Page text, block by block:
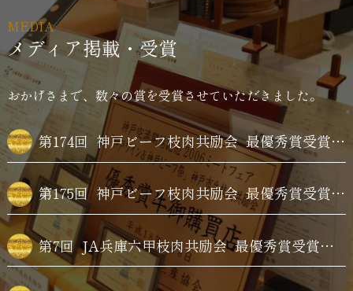
MEDIA
メディア掲載・受賞
おかげさまで、数々の賞を受賞させていただきました。
第174回 神戸ビーフ枝肉共励会 最優秀賞受賞牛購買
第175回 神戸ビーフ枝肉共励会 最優秀賞受賞牛購買
第7回 JA兵庫六甲枝肉共励会 最優秀賞受賞牛購買